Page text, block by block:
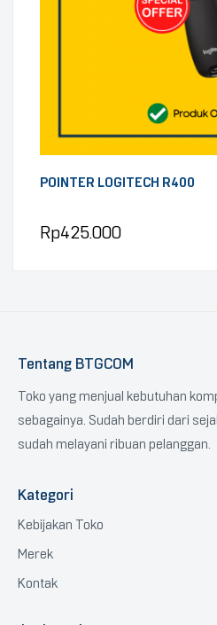
POINTER LOGITECH R400
Rp425.000
Tentang BTGCOM
Toko yang menjual kebutuhan
sebagainya. Sudah berdiri dari
sudah melayani ribuan pelanggan.
Kategori
Kebijakan Toko
Merek
Kontak